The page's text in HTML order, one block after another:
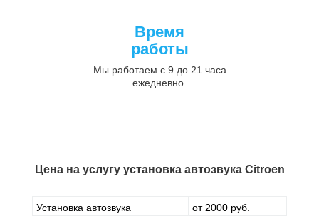
Время
работы
Мы работаем с 9 до 21 часа
ежедневно.
Цена на услугу установка автозвука Citroen
Установка автозвука от 2000 руб.